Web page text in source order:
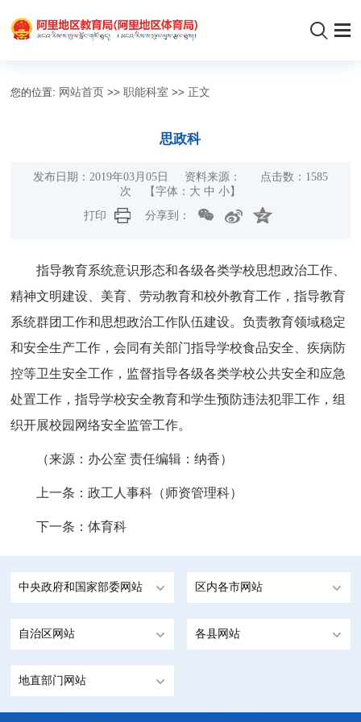
您的位置: 网站首页 >>职能科室 >> 正文
思政科
发布日期：2019年03月05日 资料来源： 点击数： 1585
次
【字体： 大 中 小】
打印
分享到：
指导教育系统意识形态和各级各类学校思想政治工作、
精神文明建设、美育、劳动教育和校外教育工作，指导教育
系统群团工作和思想政治工作队伍建设。负责教育领域稳定
和安全生产工作，会同有关部门指导学校食品安全、疾病防
控等卫生安全工作，监督指导各级各类学校公共安全和应急
处置工作，指导学校安全教育和学生预防违法犯罪工作，组
织开展校园网络安全监管工作。
（来源：办公室 责任编辑：纳香）
上一条：政工人事科（师资管理科）
下一条：体育科
中央政府和国家部委网站 区内各市网站
自治区网站 各县网站
地直部门网站